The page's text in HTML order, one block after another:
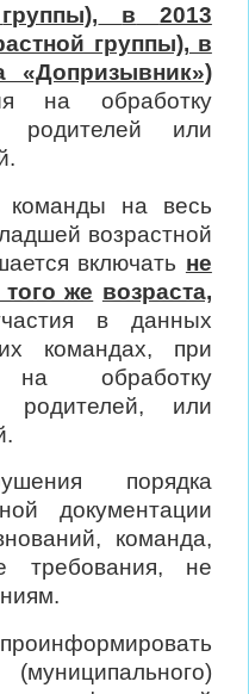
группы), в
2013
группы), в
«Допризывник»)
на обработку
родителей или
команды на весь
возрастной
включать не
же возраста,
в
данных
командах, при
на обработку
родителей, или
порядка
документации
команда,
требования,
не